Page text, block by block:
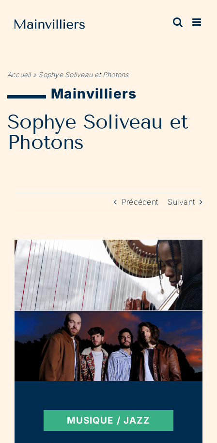
contenu
Accueil» Sophye Soliveau et Photons
Mainvilliers
Sophye Soliveau et
Photons
Précédent Suivant
MUSIQUE / JAZZ